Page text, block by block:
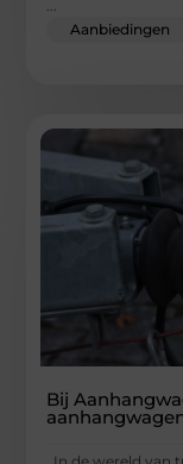
Aanbiedingen
Bij